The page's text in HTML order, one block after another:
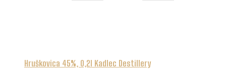
Hruškovica 45%, 0,2l Kadlec Destillery